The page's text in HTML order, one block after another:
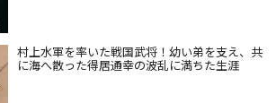
村上水軍を率いた戦国武将！幼い弟を支え、共
に海へ散った得居通幸の波乱に満ちた生涯